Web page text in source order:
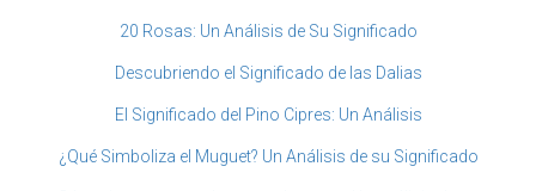
20 Rosas: Un Análisis de Su Significado
Descubriendo el Significado de las Dalias
El Significado del Pino Cipres: Un Análisis
¿Qué Simboliza el Muguet? Un Análisis de su Significado